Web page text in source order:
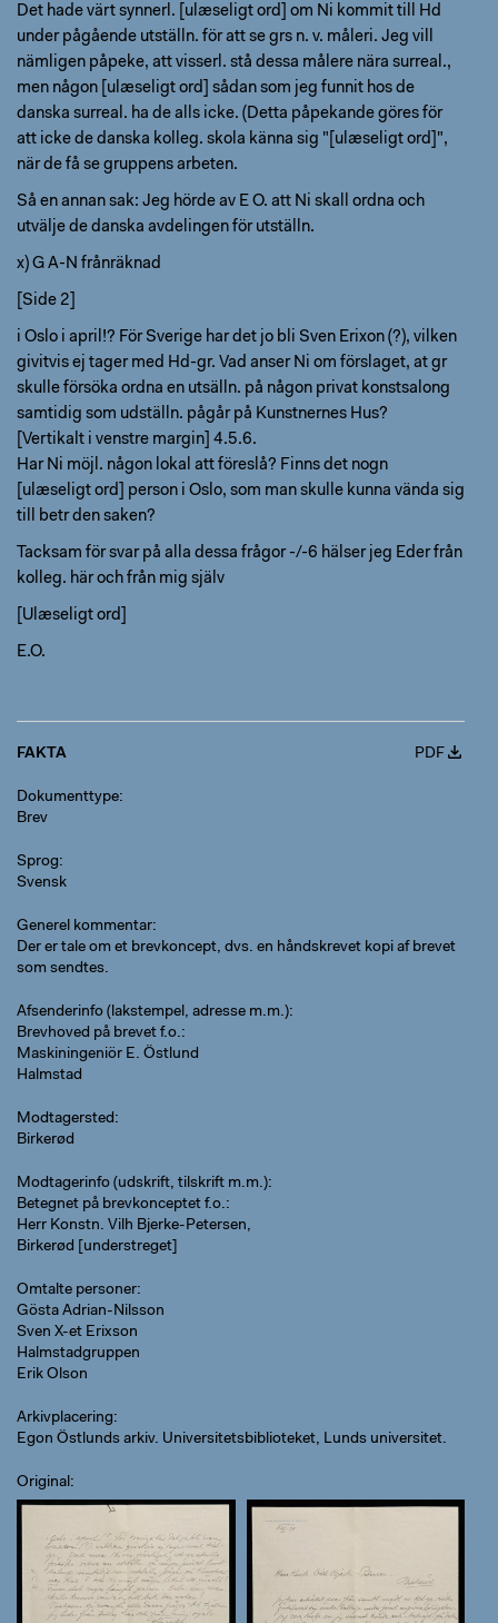
Det hade värt synnerl. [ulæseligt ord] om Ni kommit till Hd
under pågående utställn. för att se grs n. v. måleri. Jeg vill
nämligen påpeke, att visserl. stå dessa målere nära surreal.,
men någon [ulæseligt ord] sådan som jeg funnit hos de
danska surreal. ha de alls icke. (Detta påpekande göres för
att icke de danska kolleg. skola känna sig "[ulæseligt ord]",
när de få se gruppens arbeten.
Så en annan sak: Jeg hörde av E O. att Ni skall ordna och
utvälje de danska avdelingen för utställn.
x) G A-N frånräknad
[Side 2]
i Oslo i april!? För Sverige har det jo bli Sven Erixon (?), vilken
givitvis ej tager med Hd-gr. Vad anser Ni om förslaget, at gr
skulle försöka ordna en utsälln. på någon privat konstsalong
samtidig som udställn. pågår på Kunstnernes Hus?
[Vertikalt i venstre margin] 4.5.6.
Har Ni möjl. någon lokal att föreslå? Finns det nogn
[ulæseligt ord] person i Oslo, som man skulle kunna vända sig
till betr den saken?
Tacksam för svar på alla dessa frågor -/-6 hälser jeg Eder från
kolleg. här och från mig själv
[Ulæseligt ord]
E.O.
FAKTA PDF
Dokumenttype
Brev
Sprog
Svensk
Generel kommentar
Der er tale om et brevkoncept, dvs. en håndskrevet kopi af brevet
som sendtes.
Afsenderinfo (lakstempel, adresse m.m.)
Brevhoved på brevet f.o.:
Maskiningeniör E. Östlund
Halmstad
Modtagersted
Birkerød
Modtagerinfo (udskrift, tilskrift m.m.)
Betegnet på brevkonceptet f.o.:
Herr Konstn. Vilh Bjerke-Petersen,
Birkerød [understreget]
Omtalte personer
Gösta Adrian-Nilsson
Sven X-et Erixson
Halmstadgruppen
Erik Olson
Arkivplacering
Egon Östlunds arkiv. Universitetsbiblioteket, Lunds universitet.
Original